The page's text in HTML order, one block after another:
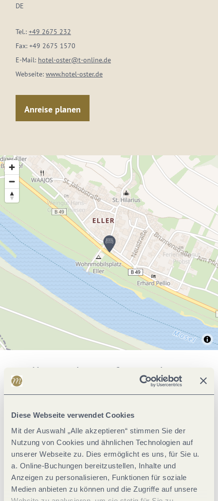
Diese Webseite verwendet Cookies
Mit der Auswahl „Alle akzeptieren“ stimmen Sie der
Nutzung von Cookies und ähnlichen Technologien auf
unserer Webseite zu. Dies ermöglicht es uns, für Sie u.
a. Online-Buchungen bereitzustellen, Inhalte und
Anzeigen zu personalisieren, Funktionen für soziale
Medien anbieten zu können und die Zugriffe auf unsere
DE
Tel.: +49 2675 232
Fax: +49 2675 1570
E-Mail: hotel-oster@t-online.de
Webseite: www.hotel-oster.de
Anreise planen
Allgemeine Informationen
Klassifikationen
Zahlungsarten
Einrichtungen Betrieb